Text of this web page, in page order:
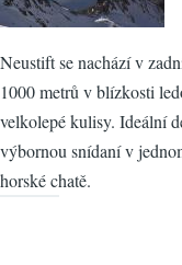
Neustift se nachází v
1000 metrů v blízkosti
velkolepé kulisy. Ideální
výbornou snídaní v
horské chatě.